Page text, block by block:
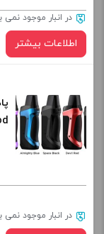
برای فعال شدن
از کادر بالا انتخاب
در انبار موجود نمی
اطلاعات بیشتر
در حال حاضر این
در انبار موجود نمی